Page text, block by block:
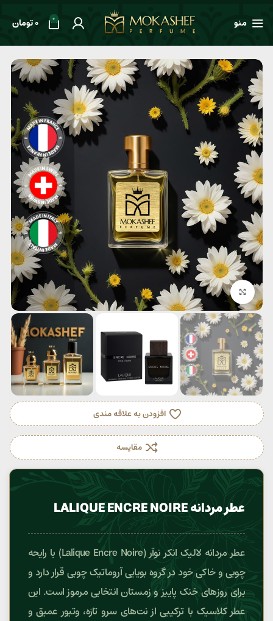
منو 0
0تومان
بزرگنمایی تصویر
افزودن به علاقه مندی
مقایسه
عطر مردانه LALIQUE ENCRE NOIRE
عطر مردانه لالیک انکر نوآر (Lalique Encre Noire) با رایحه
چوبی و خاکی خود در گروه بویایی آروماتیک چوبی قرار دارد و
برای روزهای خنک پاییز و زمستان انتخابی مرموز است. این
عطر کلاسیک با ترکیبی از نت‌های سرو تازه، وتیور عمیق و